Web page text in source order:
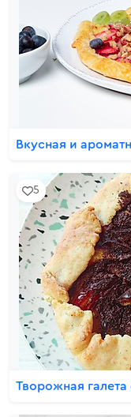
Вкусная и
5
Творожная